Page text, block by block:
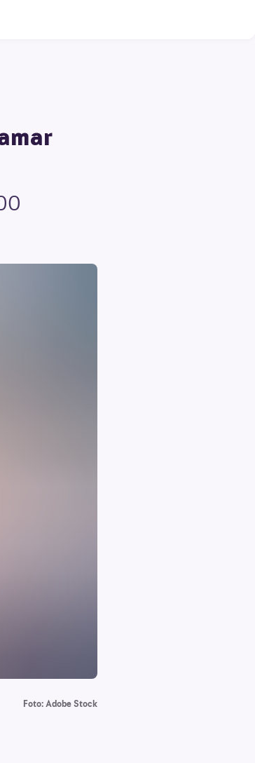
Foto: Adobe Stock